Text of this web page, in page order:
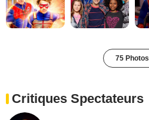
75 Photos
Critiques Spectateurs